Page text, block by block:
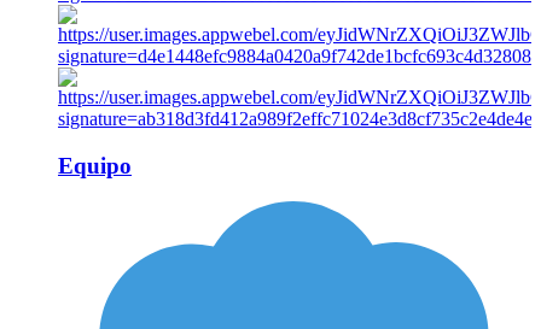
Equipo